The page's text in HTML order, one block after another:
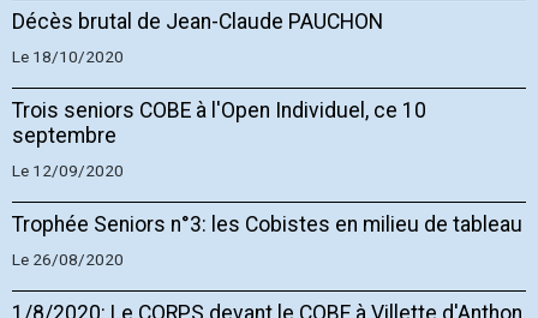
Décès brutal de Jean-Claude PAUCHON
Le 18/10/2020
Trois seniors COBE à l'Open Individuel, ce 10
septembre
Le 12/09/2020
Trophée Seniors n°3: les Cobistes en milieu de tableau
Le 26/08/2020
1/8/2020: Le CORPS devant le COBE à Villette d'Anthon